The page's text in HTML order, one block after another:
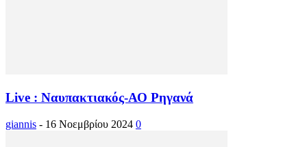
Live : Ναυπακτιακός-ΑΟ Ρηγανά
giannis - 16 Νοεμβρίου 2024 0